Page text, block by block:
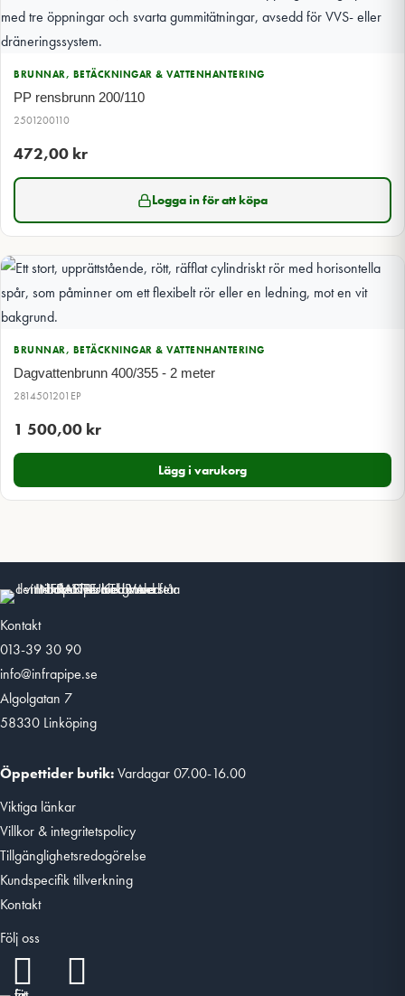
BRUNNAR, BETÄCKNINGAR & VATTENHANTERING
PP rensbrunn 200/110
2501200110
472,00 kr
Logga in för att köpa
BRUNNAR, BETÄCKNINGAR & VATTENHANTERING
Dagvattenbrunn 400/355 - 2 meter
2814501201EP
1 500,00 kr
Lägg i varukorg
Kontakt
013-39 30 90
info@infrapipe.se
Algolgatan 7
58330 Linköping
Öppettider butik:Vardagar 07.00-16.00
Viktiga länkar
Villkor & integritetspolicy
Tillgänglighetsredogörelse
Kundspecifik tillverkning
Kontakt
Följ oss